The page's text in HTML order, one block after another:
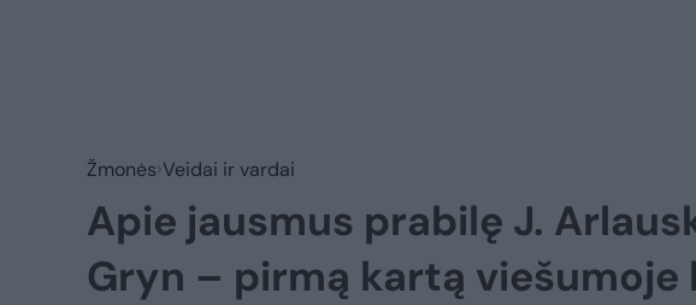
Žmonės Veidai ir vardai
Apie jausmus prabilę J.
Gryn – pirmą kartą viešumoje